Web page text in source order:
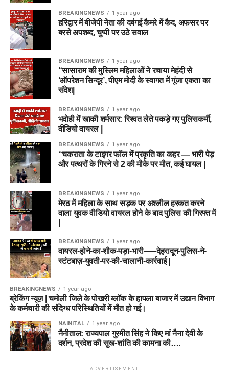
BREAKINGNEWS 1 year ago
हरिद्वार में बीजेपी नेता की दबंगई कैमरे में कैद, अफसर पर
बरसे अपशब्द, चुप्पी पर उठे सवाल
BREAKINGNEWS 1 year ago
“सासाराम की मुस्लिम महिलाओं ने रचाया मेहंदी से
‘ऑपरेशन सिन्दूर’, पीएम मोदी के स्वागत में गूंजा एकता का
संदेश|
BREAKINGNEWS 1 year ago
भदोही में खाकी शर्मसार: रिश्वत लेते पकड़े गए पुलिसकर्मी,
वीडियो वायरल |
BREAKINGNEWS 1 year ago
“चकराता के टाइगर फॉल में प्रकृति का कहर — भारी पेड़
और पत्थरों के गिरने से 2 की मौके पर मौत, कई घायल |
BREAKINGNEWS 1 year ago
मेरठ में महिला के साथ सड़क पर अश्लील हरकत करने
वाला युवक वीडियो वायरल होने के बाद पुलिस की गिरफ्त में
BREAKINGNEWS 1 year ago
वायरल-होने-का-शौक-पड़ा-भारी-—-देहरादून-पुलिस-ने-
स्टंटबाज़-युवती-पर-की-चालानी-कार्रवाई |
BREAKINGNEWS 1 year ago
ब्रेकिंग न्यूज़ | चमोली जिले के पोखरी ब्लॉक के हापला बाजार में उद्यान विभाग
के कर्मचारी की संदिग्ध परिस्थितियों में मौत हो गई।
NAINITAL 1 year ago
नैनीताल: राज्यपाल गुरमीत सिंह ने किए मां नैना देवी के
दर्शन, प्रदेश की सुख-शांति की कामना की….
ADVERTISEMENT